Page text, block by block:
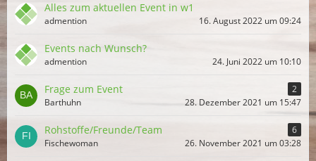
Alles zum aktuellen Event in w1
admention 16. August 2022 um 09:24
Events nach Wunsch?
admention 24. Juni 2022 um 10:10
Frage zum Event
2
Barthuhn
28. Dezember 2021 um 15:47
Rohstoffe/Freunde/Team
6
Fischewoman
26. November 2021 um 03:28